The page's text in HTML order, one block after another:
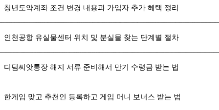
청년도약계좌 조건 변경 내용과 가입자 추가 혜택 정리
인천공항 유실물센터 위치 및 분실물 찾는 단계별 절차
디딤씨앗통장 해지 서류 준비해서 만기 수령금 받는 법
한게임 맞고 추천인 등록하고 게임 머니 보너스 받는 법